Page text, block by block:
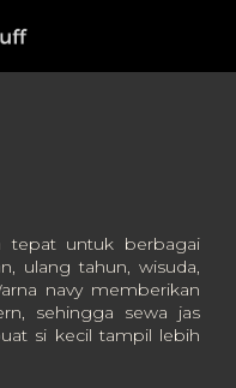
tepat untuk berbagai
ulang tahun, wisuda,
navy memberikan
sehingga sewa jas
si kecil tampil lebih